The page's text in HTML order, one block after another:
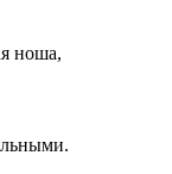
ноша,